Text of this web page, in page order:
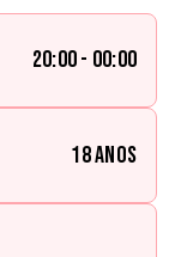
20:00 - 00:00
18 anos